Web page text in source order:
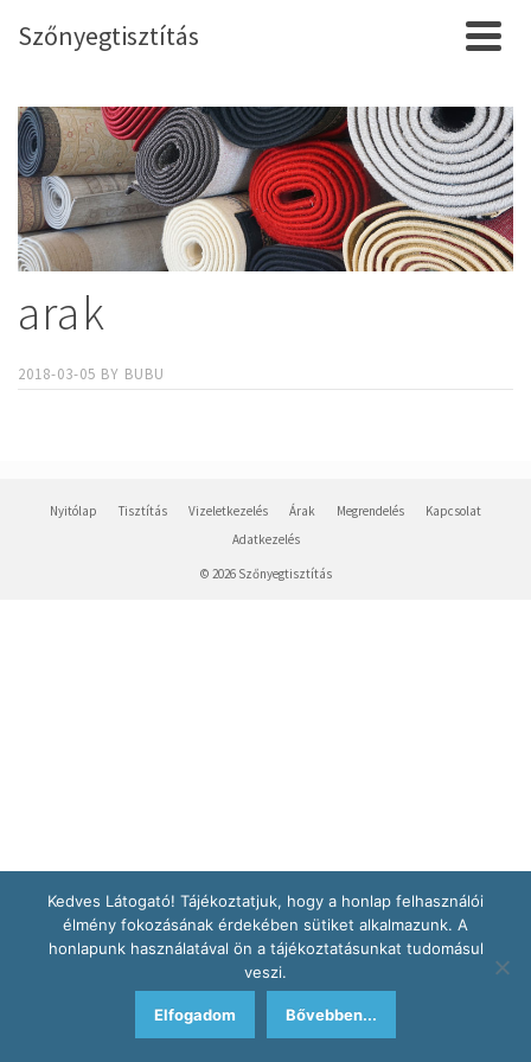
Szőnyegtisztítás
arak
2018-03-05 BY BUBU
Nyitólap Tisztítás Vizeletkezelés Árak Megrendelés
Kapcsolat
Adatkezelés
© 2026 Szőnyegtisztítás
Kedves Látogató! Tájékoztatjuk, hogy a honlap felhasználói
élmény fokozásának érdekében sütiket alkalmazunk. A
honlapunk használatával ön a tájékoztatásunkat tudomásul
veszi.
Elfogadom Bővebben...